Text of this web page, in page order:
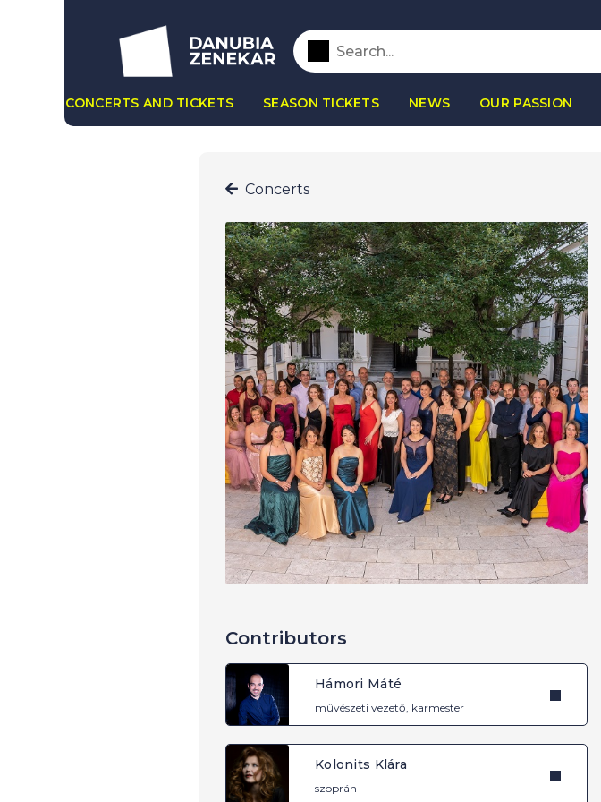
CONCERTS AND TICKETS SEASON TICKETS NEWS OUR PASSION
Concerts
Contributors
Hámori Máté
művészeti vezető, karmester
Kolonits Klára
szoprán